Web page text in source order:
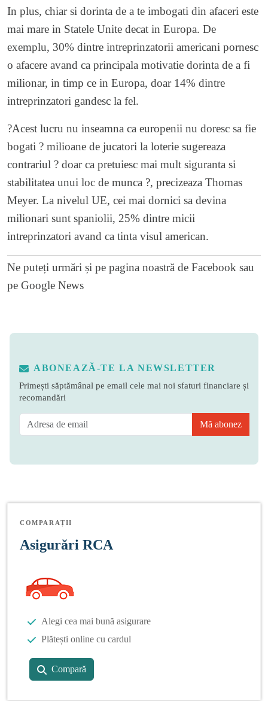
In plus, chiar si dorinta de a te imbogati din afaceri este
mai mare in Statele Unite decat in Europa. De
exemplu, 30% dintre intreprinzatorii americani pornesc
o afacere avand ca principala motivatie dorinta de a fi
milionar, in timp ce in Europa, doar 14% dintre
intreprinzatori gandesc la fel.
?Acest lucru nu inseamna ca europenii nu doresc sa fie
bogati ? milioane de jucatori la loterie sugereaza
contrariul ? doar ca pretuiesc mai mult siguranta si
stabilitatea unui loc de munca ?, precizeaza Thomas
Meyer. La nivelul UE, cei mai dornici sa devina
milionari sunt spaniolii, 25% dintre micii
intreprinzatori avand ca tinta visul american.
Ne puteți urmări și pe pagina noastră de Facebook sau
pe Google News
ABONEAZĂ-TE LA NEWSLETTER
Primești săptămânal pe email cele mai noi sfaturi financiare și
recomandări
Mă abonez
COMPARAȚII
Asigurări RCA
Alegi cea mai bună asigurare
Plătești online cu cardul
Compară